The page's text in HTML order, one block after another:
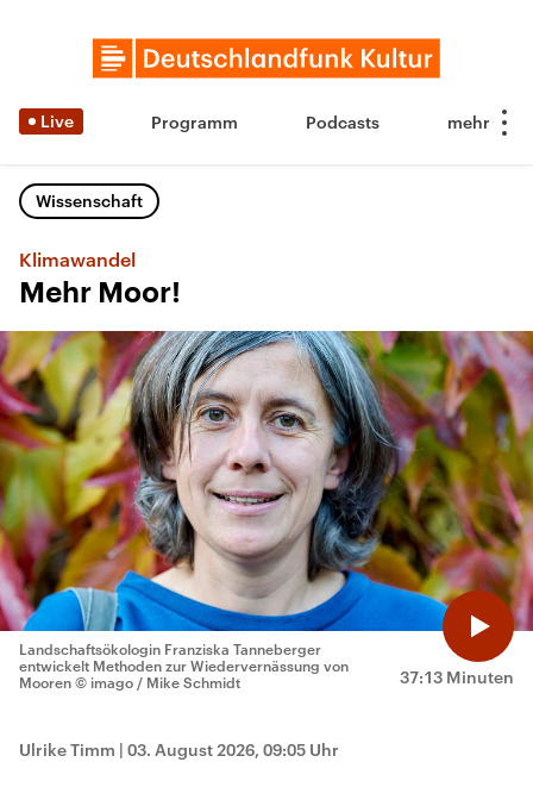
Live Programm Podcasts
Wissenschaft
Klimawandel
Mehr Moor!
37:13 Minuten
Landschaftsökologin Franziska Tanneberger
entwickelt Methoden zur Wiedervernässung von
Mooren © imago / Mike Schmidt
Ulrike Timm | 03. August 2026, 09:05 Uhr